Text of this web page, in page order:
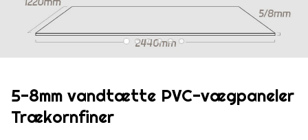
5-8mm vandtætte PVC-vægpaneler
Trækornfiner